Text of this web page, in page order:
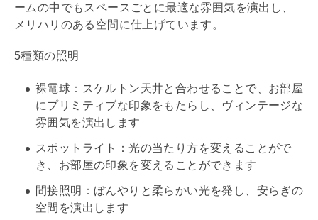
ームの中でもスペースごとに最適な雰囲気を演出し、
メリハリのある空間に仕上げています。
5種類の照明
裸電球 ：スケルトン天井と合わせることで、お部屋
にプリミティブな印象をもたらし、ヴィンテージな
雰囲気を演出します
スポットライト
：光の当たり方を変えることがで
き、お部屋の印象を変えることができます
間接照明 ：ぼんやりと柔らかい光を発し、安らぎの
空間を演出します